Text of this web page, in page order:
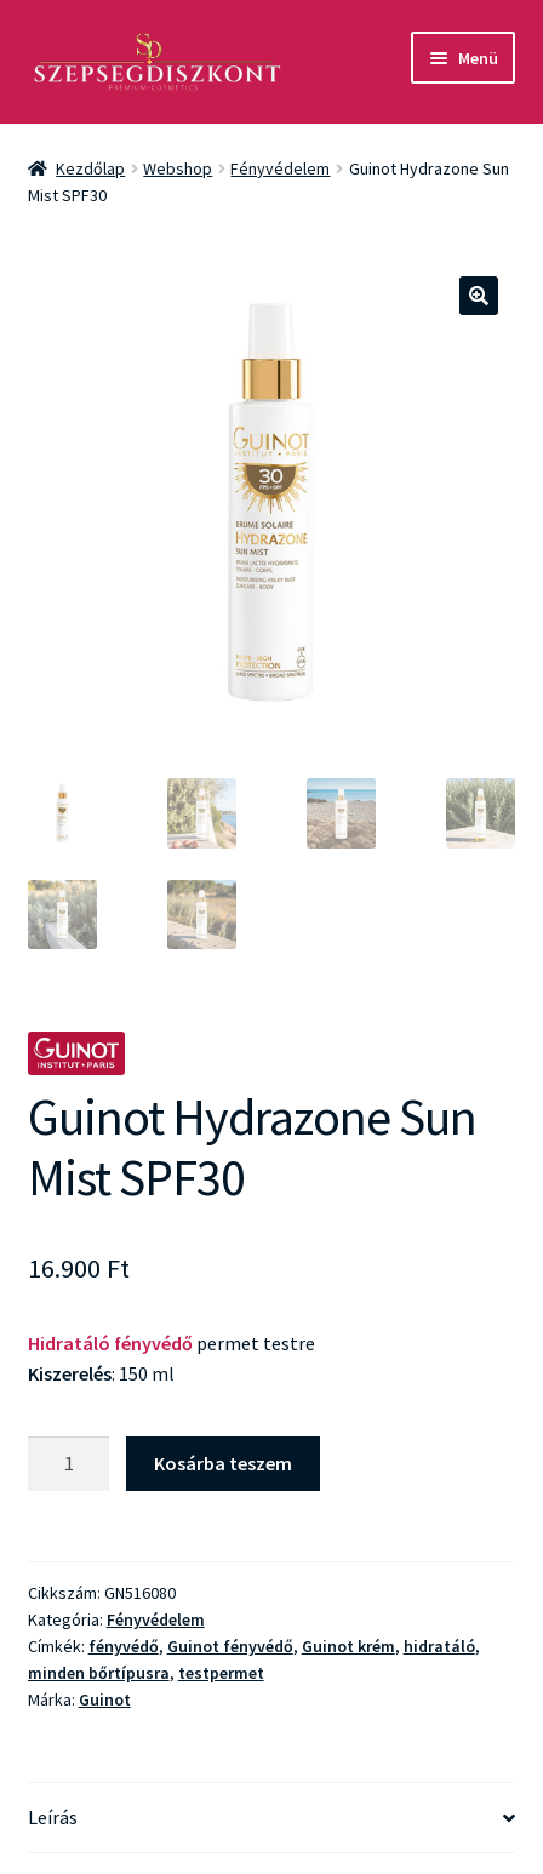
aa
Menü
Akció
Csomagok
Kezdőlap Webshop Fényvédelem
Guinot Hydrazone Sun
Mist SPF30
Guinot Hydrazone Sun
Mist SPF30
16.900 Ft
Hidratáló fényvédő permet testre
Kiszerelés: 150 ml
mennyiség
Kosárba teszem
Cikkszám: GN516080
Kategória: Fényvédelem
Címkék: fényvédő, Guinot fényvédő, Guinot krém, hidratáló,
minden bőrtípusra, testpermet
Márka: Guinot
Leírás